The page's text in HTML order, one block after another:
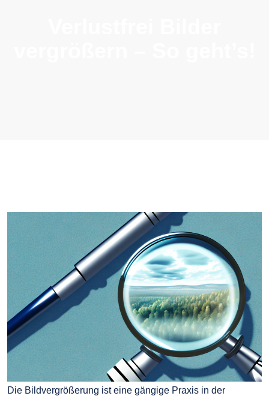
Die Bildvergrößerung ist eine gängige Praxis in der